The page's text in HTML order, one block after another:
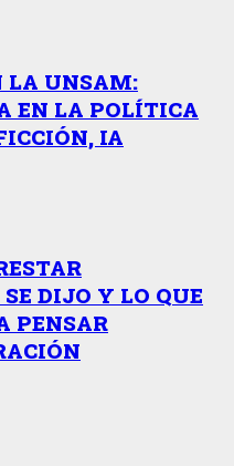
LA UNSAM:
EN LA POLÍTICA
IA
DIJO Y LO QUE
PENSAR